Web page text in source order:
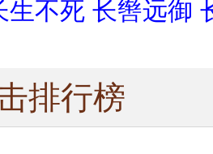
生不死 长辔远御
排行榜